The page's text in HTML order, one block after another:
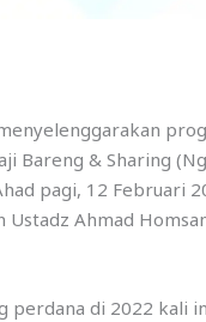
Bareng & Sharing
pagi, 12 Februari
Ahmad
perdana di 2022 kali